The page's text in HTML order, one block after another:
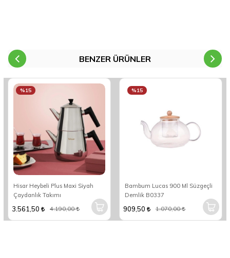
BENZER ÜRÜNLER
Hisar Heybeli Plus Maxi Siyah
Çaydanlık Takımı
%15
3.561,50 4.190,00
Bambum Lucas 900 Ml Süzgeçli
Demlik B0337
%15
909,50 1.070,00